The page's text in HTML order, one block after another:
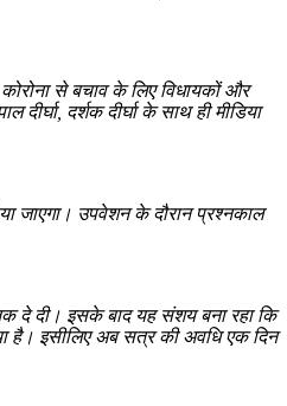
से बचाव के लिए विधायकों और
दीर्घा, दर्शक दीर्घा के साथ ही मीडिया
जाएगा। उपवेशन के दौरान प्रश्नकाल
दे दी। इसके बाद यह संशय बना रहा कि
है। इसीलिए अब सत्र की अवधि एक दिन